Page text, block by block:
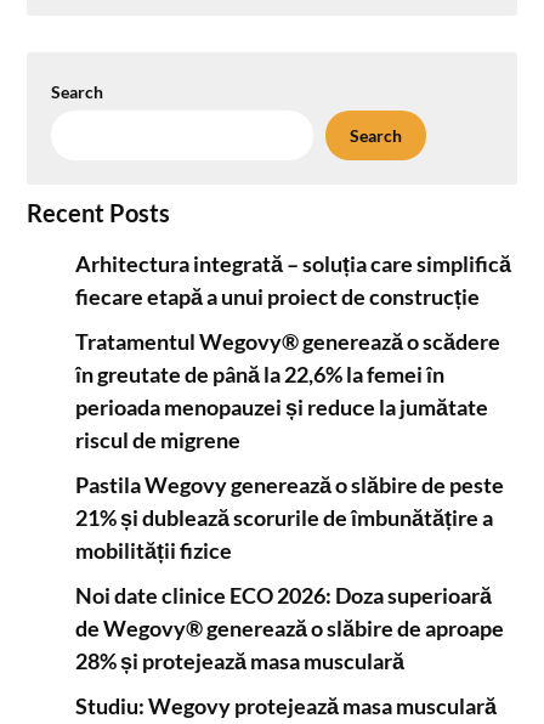
Search
Search
Recent Posts
Arhitectura integrată – soluția care simplifică
fiecare etapă a unui proiect de construcție
Tratamentul Wegovy® generează o scădere
în greutate de până la 22,6% la femei în
perioada menopauzei și reduce la jumătate
riscul de migrene
Pastila Wegovy generează o slăbire de peste
21% și dublează scorurile de îmbunătățire a
mobilității fizice
Noi date clinice ECO 2026: Doza superioară
de Wegovy® generează o slăbire de aproape
28% și protejează masa musculară
Studiu: Wegovy protejează masa musculară